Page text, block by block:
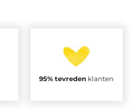
95% tevreden klanten